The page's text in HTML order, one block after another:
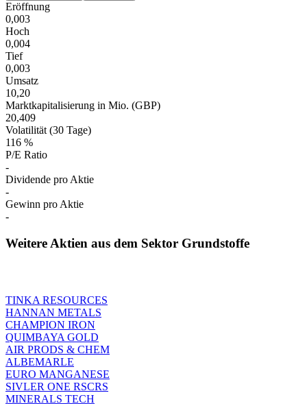
Eröffnung
0,003
Hoch
0,004
Tief
0,003
Umsatz
10,20
Marktkapitalisierung in Mio. (GBP)
20,409
Volatilität (30 Tage)
116 %
P/E Ratio
-
Dividende pro Aktie
-
Gewinn pro Aktie
-
Weitere Aktien aus dem Sektor Grundstoffe
TINKA RESOURCES
HANNAN METALS
CHAMPION IRON
QUIMBAYA GOLD
AIR PRODS & CHEM
ALBEMARLE
EURO MANGANESE
SIVLER ONE RSCRS
MINERALS TECH